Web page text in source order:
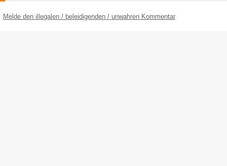
Melde den illegalen / beleidigenden / unwahren Kommentar